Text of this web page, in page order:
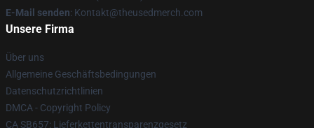
E-Mail senden: Kontakt@theusedmerch.com
Unsere Firma
Über uns
Allgemeine Geschäftsbedingungen
Datenschutzrichtlinien
DMCA - Copyright Policy
CA SB657: Lieferkettentransparenzgesetz